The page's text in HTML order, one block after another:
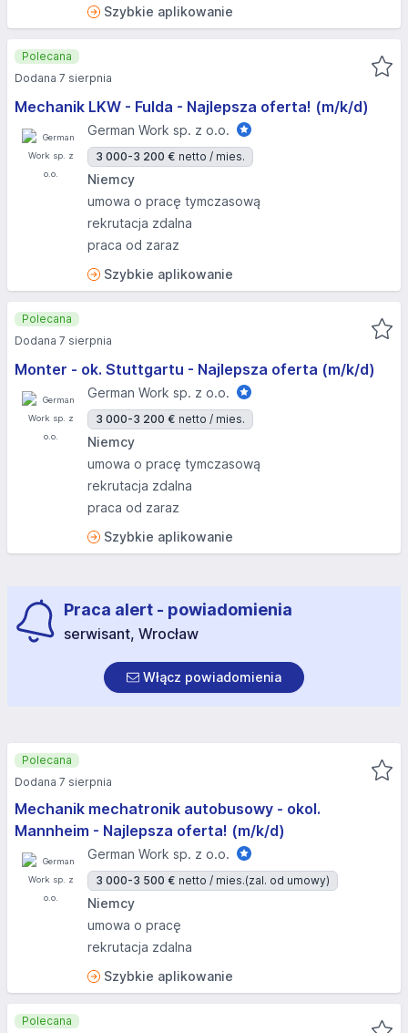
Szybkie aplikowanie
Mechanik LKW - Fulda - Najlepsza oferta! (m/k/d)
German Work sp. z o.o.
3 000-3 200 € netto / mies.
Niemcy
umowa o pracę tymczasową
rekrutacja zdalna
praca od zaraz
Szybkie aplikowanie
Polecana
Dodana 7 sierpnia
Monter - ok. Stuttgartu - Najlepsza oferta (m/k/d)
German Work sp. z o.o.
3 000-3 200 € netto / mies.
Niemcy
umowa o pracę tymczasową
rekrutacja zdalna
praca od zaraz
Szybkie aplikowanie
Polecana
Dodana 7 sierpnia
Praca alert - powiadomienia
serwisant, Wrocław
Włącz powiadomienia
Mechanik mechatronik autobusowy - okol.
Mannheim - Najlepsza oferta! (m/k/d)
German Work sp. z o.o.
3 000-3 500 € netto / mies.(zal. od umowy)
Niemcy
umowa o pracę
rekrutacja zdalna
Szybkie aplikowanie
Polecana
Dodana 7 sierpnia
Polecana